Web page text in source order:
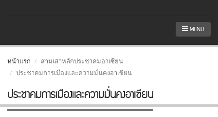
MENU
หน้าแรก
สามเสาหลักประชาคมอาเซียน
ประชาคมการเมืองและความมั่นคงอาเซียน
ประชาคมการเมืองและความมั่นคงอาเซียน